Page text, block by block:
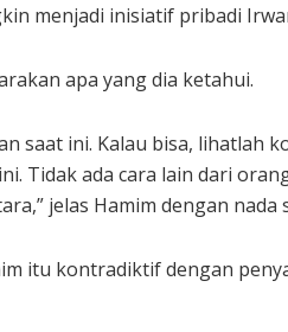
menjadi inisiatif pribadi
apa yang dia ketahui.
saat ini. Kalau bisa, lihatlah
Tidak ada cara lain dari
jelas Hamim dengan nada
itu kontradiktif dengan